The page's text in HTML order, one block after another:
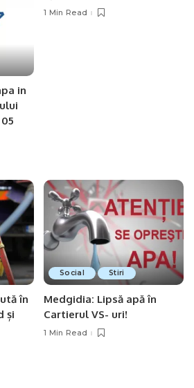
in
1 Min Read
în
și
Social Stiri
Medgidia: Lipsă apă în
Cartierul VS- uri!
1 Min Read